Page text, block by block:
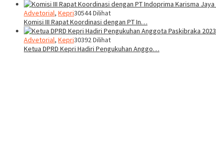
Advetorial, Kepri30544 Dilihat
Komisi III Rapat Koordinasi dengan PT In…
Advetorial, Kepri30392 Dilihat
Ketua DPRD Kepri Hadiri Pengukuhan Anggo…